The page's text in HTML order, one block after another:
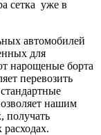
сетка уже в
автомобилей
для
нарощеные борта
перевозить
нашим
получать